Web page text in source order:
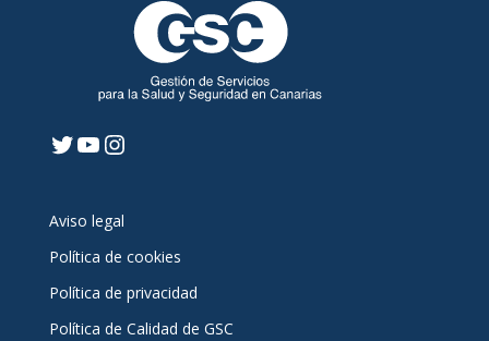
Twitter
YouTube
Instagram
Aviso legal
Política de cookies
Política de privacidad
Política de Calidad de GSC